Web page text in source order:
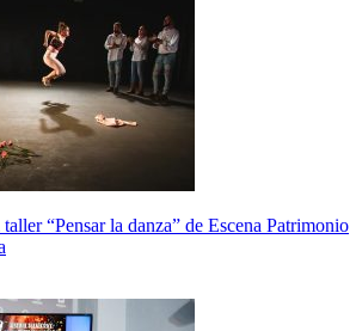
“Pensar la danza” de Escena Patrimonio